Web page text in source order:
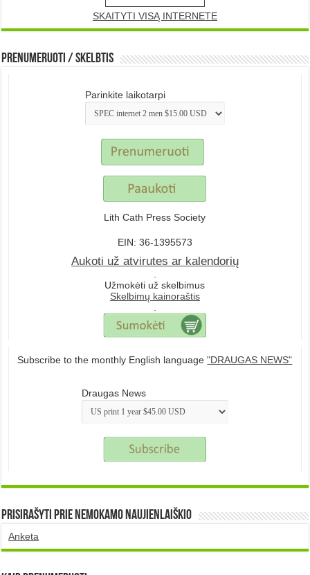
SKAITYTI VISĄ INTERNETE
Prenumeruoti / Skelbtis
Parinkite laikotarpi
Lith Cath Press Society
EIN: 36-1395573
Aukoti už atvirutes ar kalendorių
Užmokėti už skelbimus
Skelbimų kainoraštis
Subscribe to the monthly English language"DRAUGAS NEWS"
Draugas News
Prisirašyti prie nemokamo naujienlaiškio
Anketa